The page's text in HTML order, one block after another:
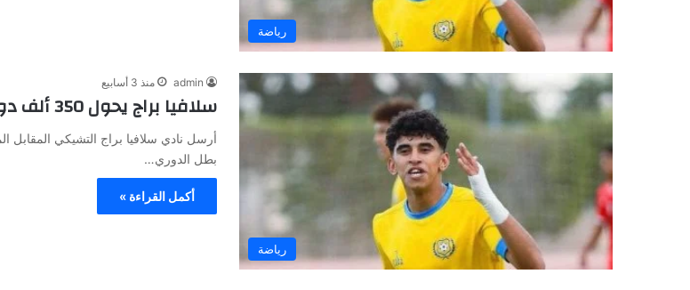
رياضة
رياضة
admin منذ 3 أسابيع
سلافيا براج يحول 350 ألف دولار إلى الإسماعيلي لاستكمال صفقة إبراهيم النجعاوي
أرسل نادي سلافيا براج التشيكي المقابل
بطل الدوري…
أكمل القراءة »